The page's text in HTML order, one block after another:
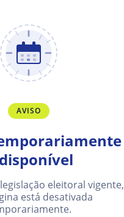
AVISO
eleitoral vigente,
está desativada